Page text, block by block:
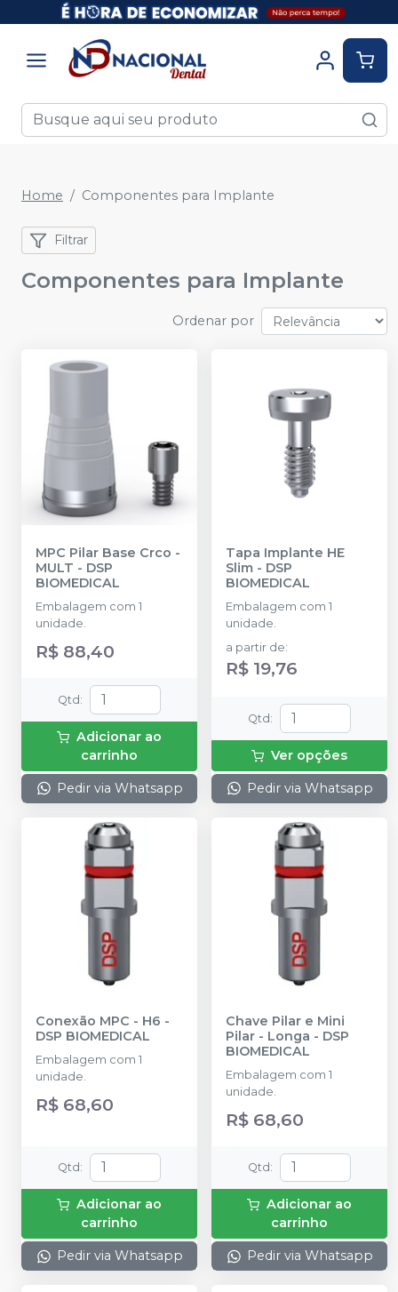
Home Componentes para Implante
Filtrar
Componentes para Implante
Ordenar por
MPC Pilar Base Crco -
MULT - DSP
BIOMEDICAL
Embalagem com 1
unidade.
R$ 88,40
Qtd :
Adicionar ao
carrinho
Pedir via Whatsapp
Tapa Implante HE
Slim - DSP
BIOMEDICAL
Embalagem com 1
unidade.
a partir de:
R$ 19,76
Qtd :
Ver opções
Pedir via Whatsapp
Conexão MPC - H6 -
DSP BIOMEDICAL
Embalagem com 1
unidade.
R$ 68,60
Qtd :
Adicionar ao
carrinho
Pedir via Whatsapp
Chave Pilar e Mini
Pilar - Longa - DSP
BIOMEDICAL
Embalagem com 1
unidade.
R$ 68,60
Qtd :
Adicionar ao
carrinho
Pedir via Whatsapp